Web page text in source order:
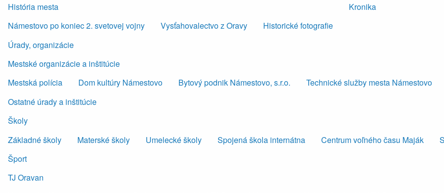
História mesta
Námestovo po koniec 2. svetovej vojny
Vysťahovalectvo z Oravy Historické fotografie
Kronika
Úrady, organizácie
Mestské organizácie a inštitúcie
Mestská polícia
Dom kultúry Námestovo Bytový podnik Námestovo, s.r.o. Technické služby mesta Námestovo
Ostatné úrady a inštitúcie
Školy
Základné školy
Materské školy Umelecké školy Spojená škola internátna Centrum voľného času Maják
Šport
TJ Oravan